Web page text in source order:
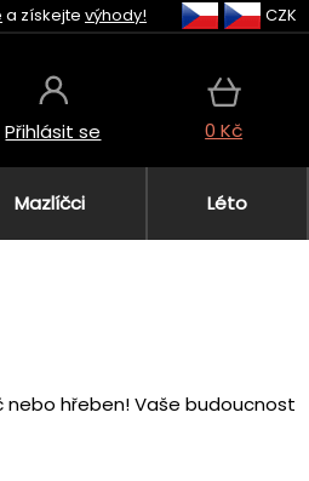
a získejte výhody! CZK
Přihlásit se 0 Kč
Mazlíčci Léto
nebo hřeben! Vaše budoucnost